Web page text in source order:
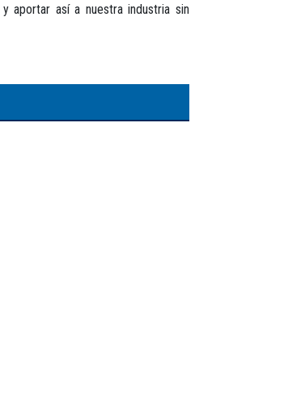
aportar así a nuestra industria sin